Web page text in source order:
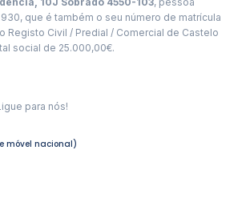
930, que é também o seu número de matrícula
Registo Civil / Predial / Comercial de Castelo
social de 25.000,00€.
para nós!
móvel nacional)